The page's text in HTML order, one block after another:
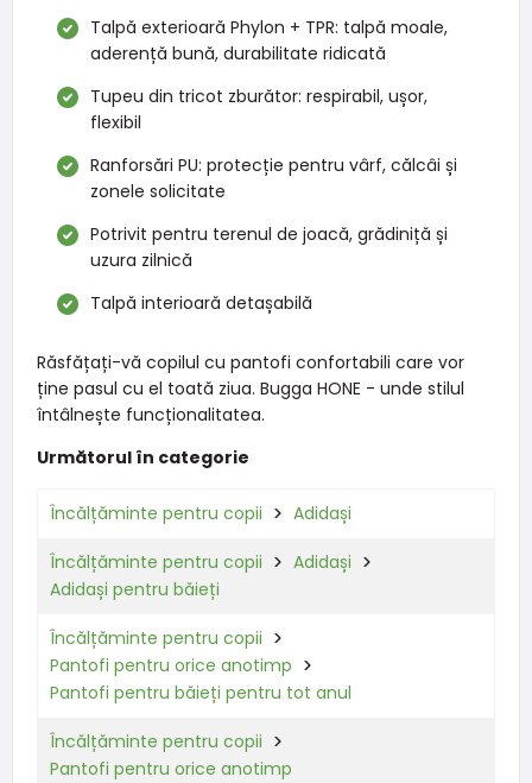
Talpă exterioară Phylon + TPR: talpă moale,
aderență bună, durabilitate ridicată
Tupeu din tricot zburător: respirabil, ușor,
flexibil
Ranforsări PU: protecție pentru vârf, călcâi și
zonele solicitate
Potrivit pentru terenul de joacă, grădiniță și
uzura zilnică
Talpă interioară detașabilă
Răsfățați-vă copilul cu pantofi confortabili care vor
ține pasul cu el toată ziua. Bugga HONE - unde stilul
întâlnește funcționalitatea.
Următorul în categorie
Încălțăminte pentru copii Adidași
Încălțăminte pentru copii
Adidași
Adidași pentru băieți
Încălțăminte pentru copii
Pantofi pentru orice anotimp
Pantofi pentru băieți pentru tot anul
Încălțăminte pentru copii
Pantofi pentru orice anotimp